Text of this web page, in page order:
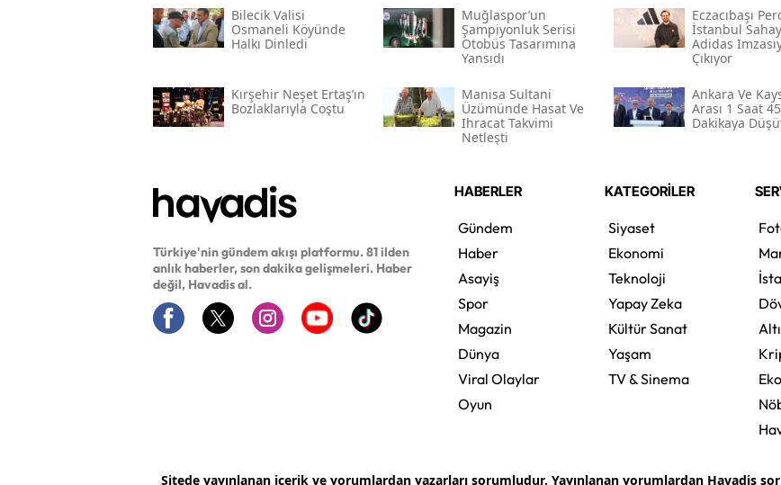
Bilecik Valisi
Osmaneli Köyünde
Halkı Dinledi
Muğlaspor’un
Şampiyonluk Serisi
Otobüs Tasarımına
Yansıdı
Eczacıbaşı
İstanbul
Adidas
Çıkıyor
Kırşehir Neşet Ertaş’ın
Bozlaklarıyla Coştu
Manisa Sultani
Üzümünde Hasat Ve
Ihracat Takvimi
Netleşti
Ankara Ve
Arası 1 Saat 45
Dakikaya
Türkiye'nin gündem akışı platformu. 81 ilden
anlık haberler, son dakika gelişmeleri. Haber
değil, Havadis al.
HABERLER
Gündem
Haber
Asayiş
Spor
Magazin
Dünya
Viral Olaylar
Oyun
KATEGORİLER
Siyaset
Ekonomi
Teknoloji
Yapay Zeka
Kültür Sanat
Yaşam
TV & Sinema
Sitede yayınlanan içerik ve yorumlardan yazarları sorumludur. Yayınlanan yorumlardan Havadis